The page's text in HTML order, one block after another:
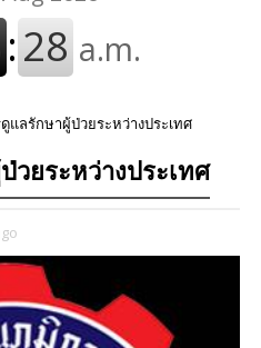
แลรักษาผู้ป่วยระหว่างประเทศ
วยระหว่างประเทศ